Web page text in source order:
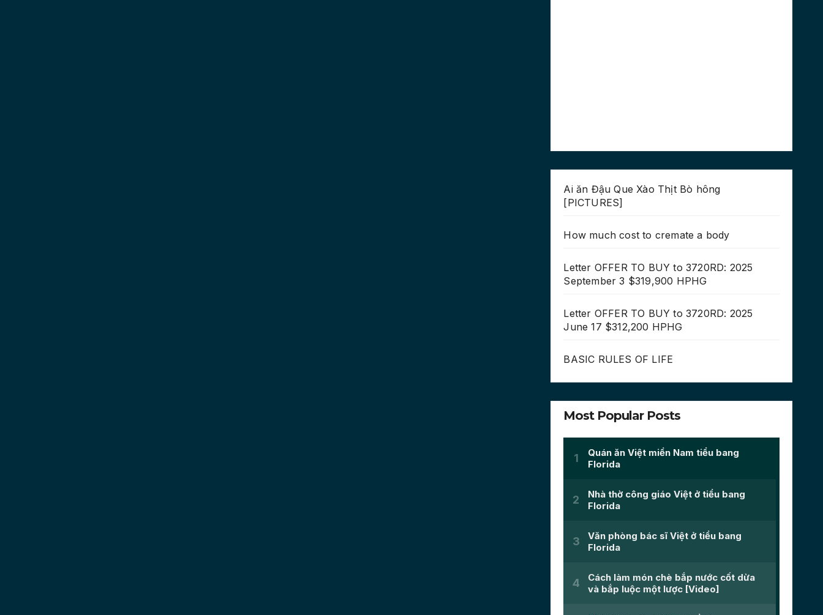
Ai ăn Đậu Que Xào Thịt Bò hông
[PICTURES]
How much cost to cremate a body
Letter OFFER TO BUY to 3720RD: 2025
September 3 $319,900 HPHG
Letter OFFER TO BUY to 3720RD: 2025
June 17 $312,200 HPHG
BASIC RULES OF LIFE
Most Popular Posts